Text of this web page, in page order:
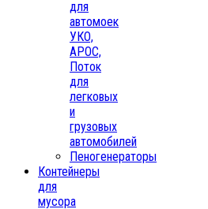
для
автомоек
УКО,
АРОС,
Поток
для
легковых
и
грузовых
автомобилей
Пеногенераторы
Контейнеры
для
мусора